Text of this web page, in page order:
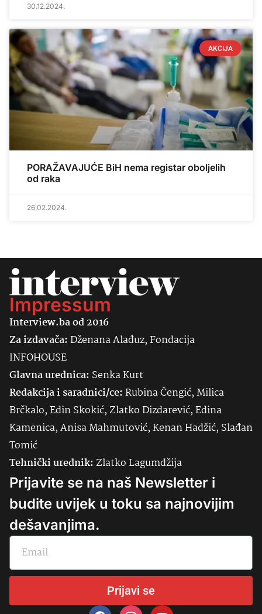
30.12.2024.
AKCIJA
PORAŽAVAJUĆE BiH nema registar oboljelih
od raka
26.02.2024.
Impressum
Interview.ba od 2016
Za izdavača:Dženana Alađuz, Fondacija
INFOHOUSE
Glavna urednica: SenkaKurt
Redakcija i saradnici/ce:Rubina Čengić, Milica
Brčkalo, Edin Skokić, Zlatko Dizdarević, Edina
Kamenica, Anisa Mahmutović, Kenan Hadžić, Slađan
Tomić
Tehnički urednik:Zlatko Lagumdžija
Prijavite se na naš Newsletter i
budite uvijek u toku sa najnovijim
dešavanjima.
Prijavi se